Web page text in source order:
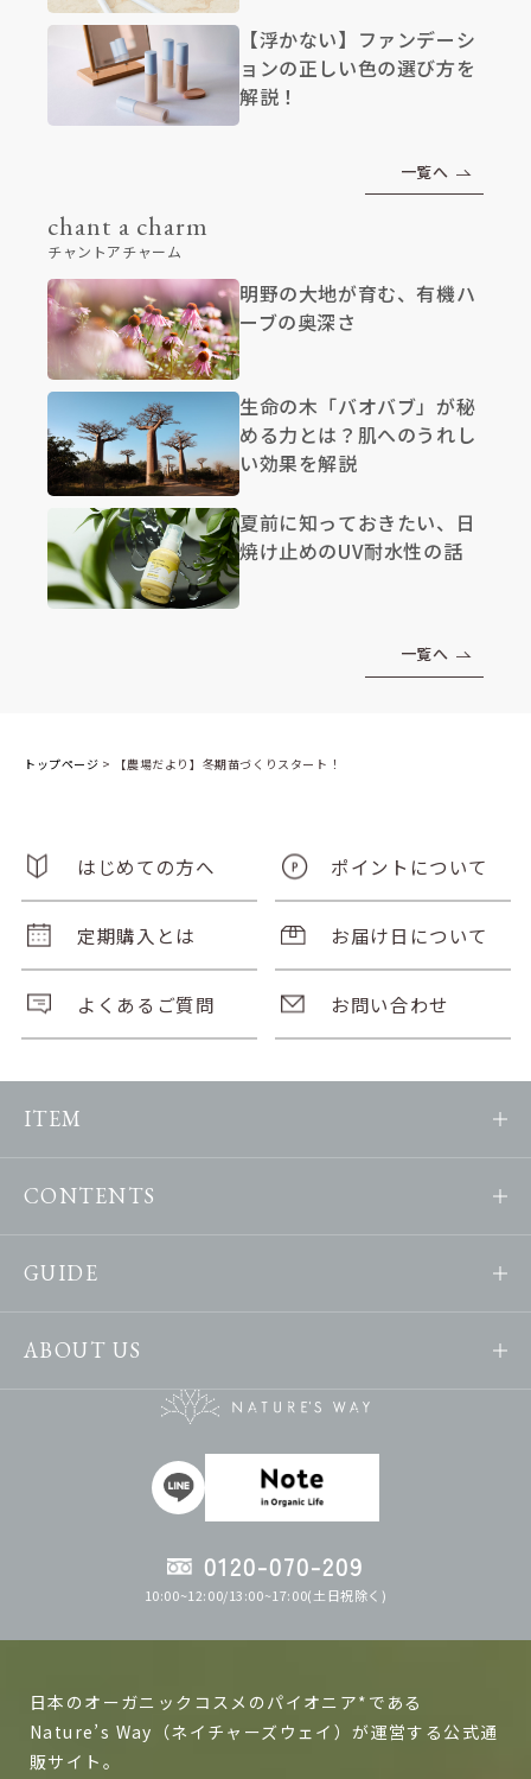
【浮かない】ファンデーシ
ョンの正しい色の選び方を
解説！
一覧へ
chant a charm
チャントアチャーム
明野の大地が育む、有機ハ
ーブの奥深さ
生命の木「バオバブ」が秘
める力とは？肌へのうれし
い効果を解説
夏前に知っておきたい、日
焼け止めのUV耐水性の話
一覧へ
トップページ > 【農場だより】冬期苗づくりスタート！
はじめての方へ ポイントについて
定期購入とは お届け日について
よくあるご質問 お問い合わせ
ITEM
CONTENTS
GUIDE
ABOUT US
0120-070-209
10:00~12:00/13:00~17:00(土日祝除く)
日本のオーガニックコスメのパイオニア*である
Nature’s Way（ネイチャーズウェイ）が運営する公式通
販サイト。